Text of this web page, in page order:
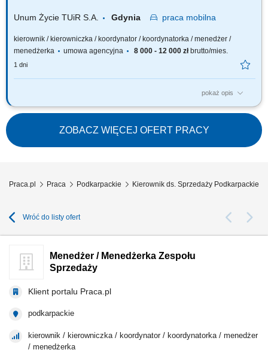
Unum Życie TUiR S.A. Gdynia praca mobilna
kierownik / kierowniczka / koordynator / koordynatorka / menedżer /
menedżerka
umowa agencyjna 8 000 - 12 000 złbrutto/mies.
1 dni
pokaż opis
Twoja rola: budujesz i rozwijasz zespół sprzedażowy – rekrutujesz,
wdrażasz i wspierasz ludzi, rozwijasz kompetencje zespołu i pracujesz z
jego potencjałem, odpowiadasz za wyniki i sposób ich osiągania,
rozwijasz zespół w oparciu o wzajemne zaufanie i partnerską
współpracę.
ZOBACZ WIĘCEJ OFERT PRACY
Praca.pl Praca Podkarpackie Kierownik ds. Sprzedaży Podkarpackie
Wróć do listy ofert
Menedżer / Menedżerka Zespołu
Sprzedaży
Klient portalu Praca.pl
podkarpackie
kierownik / kierowniczka / koordynator / koordynatorka / menedżer
/ menedżerka